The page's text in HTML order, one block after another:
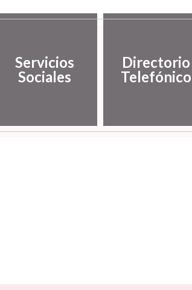
Servicios
Sociales
Directorio
Telefónico